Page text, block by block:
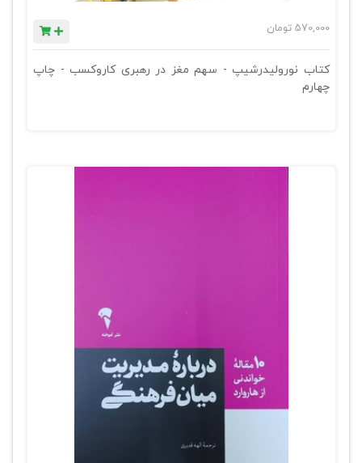
570,000 تومان
کتاب نورولیدرشیپ - سهم مغز در رهبری کاروکسب - چاپ
چهارم